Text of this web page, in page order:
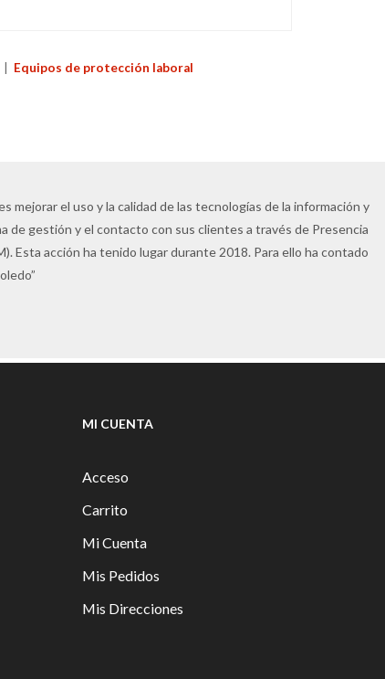
Equipos de protección laboral
mejorar el uso y la calidad de las tecnologías de la información y
de gestión y el contacto con sus clientes a través de Presencia
Esta acción ha tenido lugar durante 2018. Para ello ha contado
MI CUENTA
Acceso
Carrito
Mi Cuenta
Mis Pedidos
Mis Direcciones